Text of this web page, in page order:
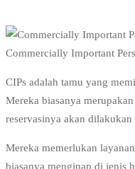
Commercially Important
CIPs adalah tamu yang
Mereka biasanya
reservasinya akan dilakukan
Mereka memerlukan
biasanya menginap di jenis